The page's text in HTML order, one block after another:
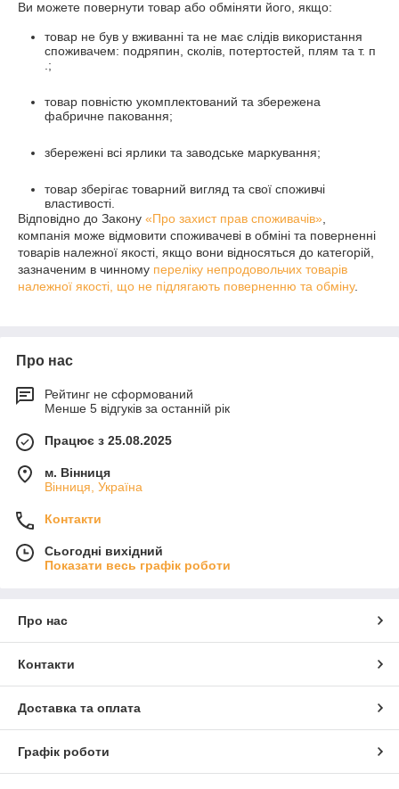
Ви можете повернути товар або обміняти його, якщо:
товар не був у вживанні та не має слідів використання
споживачем: подряпин, сколів, потертостей, плям та т. п
.;
товар повністю укомплектований та збережена
фабричне паковання;
збережені всі ярлики та заводське маркування;
товар зберігає товарний вигляд та свої споживчі
властивості.
Відповідно до Закону «Про захист прав споживачів»
компанія може відмовити споживачеві в обміні та поверненні
товарів належної якості, якщо вони відносяться до категорій,
зазначеним в чинному переліку непродовольчих товарів
належної якості, що не підлягають поверненню та обміну.
Про нас
Рейтинг не сформований
Менше 5 відгуків за останній рік
Працює з 25.08.2025
м. Вінниця
Вінниця, Україна
Контакти
Сьогодні вихідний
Показати весь графік роботи
Про нас
Контакти
Доставка та оплата
Графік роботи